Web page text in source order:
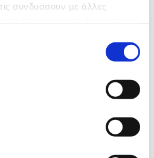
συνδυάσουν με άλλες